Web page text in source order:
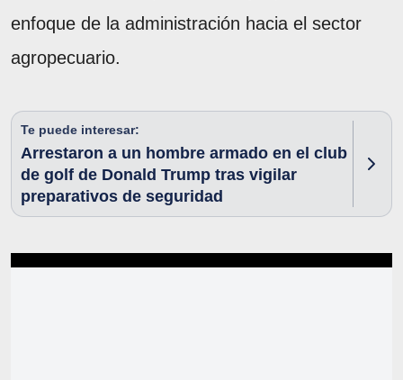
enfoque de la administración hacia el sector
agropecuario.
Te puede interesar:
Arrestaron a un hombre armado en el club
de golf de Donald Trump tras vigilar
preparativos de seguridad